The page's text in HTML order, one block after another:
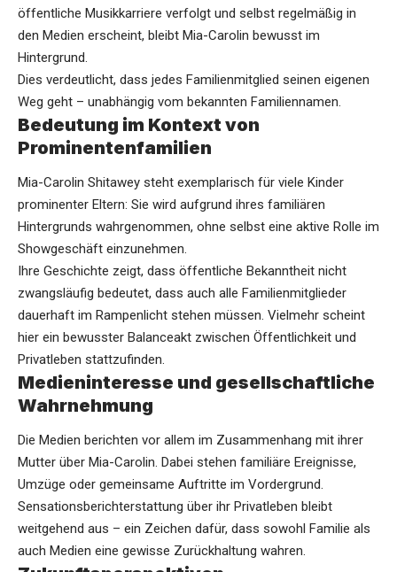
öffentliche Musikkarriere verfolgt und selbst regelmäßig in
den Medien erscheint, bleibt Mia-Carolin bewusst im
Hintergrund.
Dies verdeutlicht, dass jedes Familienmitglied seinen eigenen
Weg geht – unabhängig vom bekannten Familiennamen.
Bedeutung im Kontext von
Prominentenfamilien
Mia-Carolin Shitawey steht exemplarisch für viele Kinder
prominenter Eltern: Sie wird aufgrund ihres familiären
Hintergrunds wahrgenommen, ohne selbst eine aktive Rolle im
Showgeschäft einzunehmen.
Ihre Geschichte zeigt, dass öffentliche Bekanntheit nicht
zwangsläufig bedeutet, dass auch alle Familienmitglieder
dauerhaft im Rampenlicht stehen müssen. Vielmehr scheint
hier ein bewusster Balanceakt zwischen Öffentlichkeit und
Privatleben stattzufinden.
Medieninteresse und gesellschaftliche
Wahrnehmung
Die Medien berichten vor allem im Zusammenhang mit ihrer
Mutter über Mia-Carolin. Dabei stehen familiäre Ereignisse,
Umzüge oder gemeinsame Auftritte im Vordergrund.
Sensationsberichterstattung über ihr Privatleben bleibt
weitgehend aus – ein Zeichen dafür, dass sowohl Familie als
auch Medien eine gewisse Zurückhaltung wahren.